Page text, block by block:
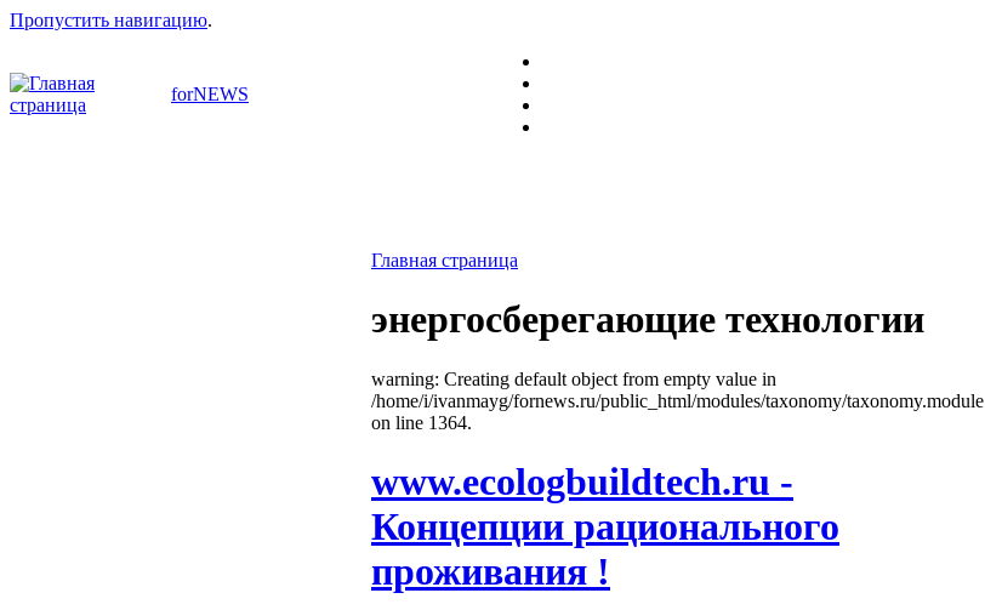
Пропустить навигацию.
forNEWS
Главная страница
энергосберегающие технологии
warning: Creating default object from empty value in
/home/i/ivanmayg/fornews.ru/public_html/modules/taxonomy/taxonomy.module
on line 1364.
www.ecologbuildtech.ru -
Концепции рационального
проживания !